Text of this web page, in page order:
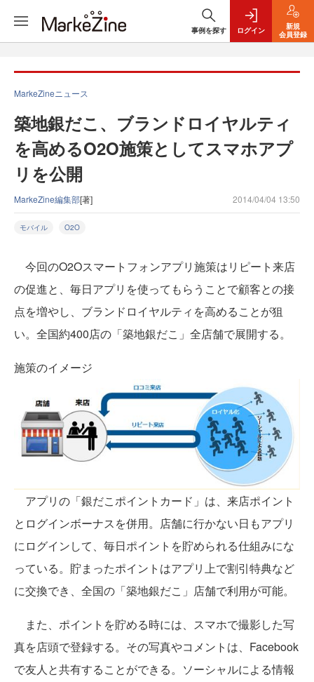
事例を探す ログイン
新規
会員登録
MarkeZineニュース
築地銀だこ、ブランドロイヤルティ
を高めるO2O施策としてスマホアプ
リを公開
MarkeZine編集部[著] 2014/04/04 13:50
モバイル O2O
今回のO2Oスマートフォンアプリ施策はリピート来店
の促進と、毎日アプリを使ってもらうことで顧客との接
点を増やし、ブランドロイヤルティを高めることが狙
い。全国約400店の「築地銀だこ」全店舗で展開する。
施策のイメージ
アプリの「銀だこポイントカード」は、来店ポイント
とログインボーナスを併用。店舗に行かない日もアプリ
にログインして、毎日ポイントを貯められる仕組みにな
っている。貯まったポイントはアプリ上で割引特典など
に交換でき、全国の「築地銀だこ」店舗で利用が可能。
また、ポイントを貯める時には、スマホで撮影した写
真を店頭で登録する。その写真やコメントは、Facebook
で友人と共有することができる。ソーシャルによる情報